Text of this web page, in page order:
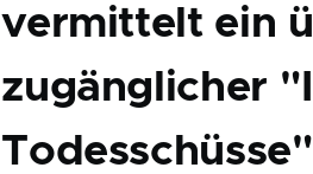
vermittelt ein
zugänglicher
Todesschüsse"